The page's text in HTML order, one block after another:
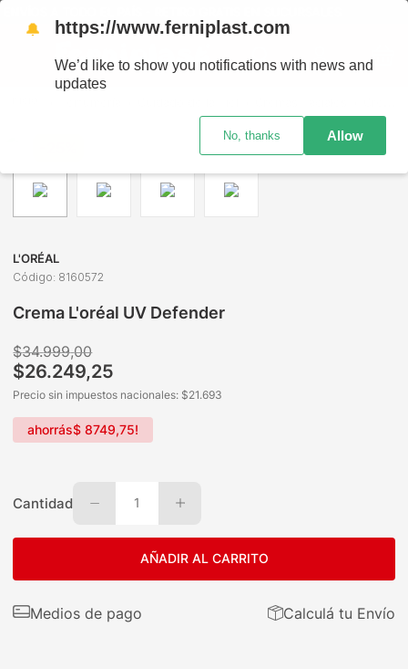
L'ORÉAL
Código: 8160572
Crema L'oréal UV Defender
$34.999,00
$26.249,25
Precio sin impuestos nacionales: $21.693
ahorrás$ 8749,75!
Cantidad 1
AÑADIR AL CARRITO
Medios de pago Calculá tu Envío
🔔 https://www.ferniplast.com
We’d like to show you notifications with news and
updates
No, thanks Allow